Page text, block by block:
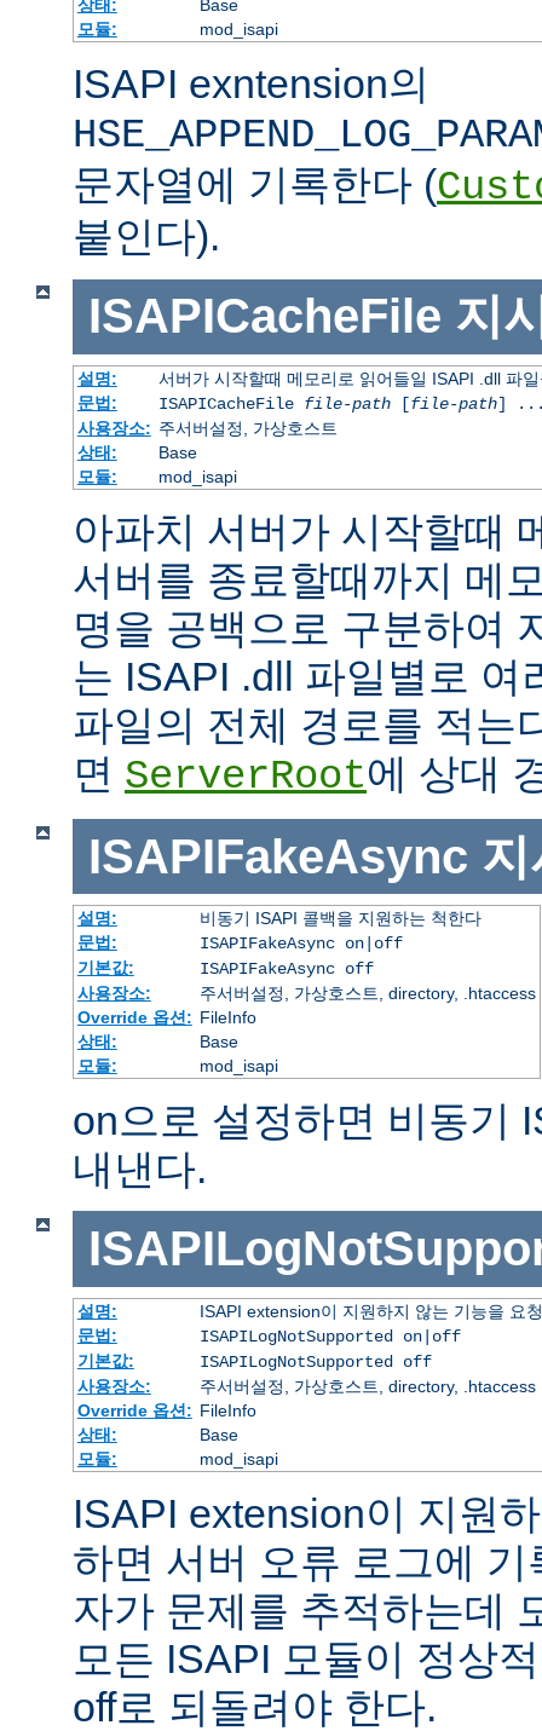
상태:
Base
모듈:
mod_isapi
ISAPI exntension의
문자열에 기록한다 (
붙인다).
ISAPICacheFile 지
설명:
서버가 시작할때 메모리로 읽어들일 ISAPI .dll 파
문법:
ISAPICacheFile file-path[file-path]
사용장소: 주서버설정, 가상호스트
상태:
Base
모듈:
mod_isapi
아파치 서버가 시작할때
서버를 종료할때까지 메
명을 공백으로 구분하여
는 ISAPI .dll 파일별로 여
파일의 전체 경로를 적는
면 ServerRoot에 상대
ISAPIFakeAsync 지
설명:
비동기 ISAPI 콜백을 지원하는 척한다
문법:
ISAPIFakeAsync on|off
기본값:
ISAPIFakeAsync off
사용장소:
주서버설정, 가상호스트, directory, .htaccess
Override 옵션: FileInfo
상태:
Base
모듈:
mod_isapi
on으로 설정하면 비동기
내낸다.
설명:
ISAPI extension이 지원하지 않는 기능을 요
문법:
ISAPILogNotSupported on|off
기본값:
ISAPILogNotSupported off
사용장소:
주서버설정, 가상호스트, directory, .htaccess
Override 옵션: FileInfo
상태:
Base
모듈:
mod_isapi
ISAPI extension이 지원
하면 서버 오류 로그에
자가 문제를 추적하는데
모든 ISAPI 모듈이 정상
off로 되돌려야 한다.